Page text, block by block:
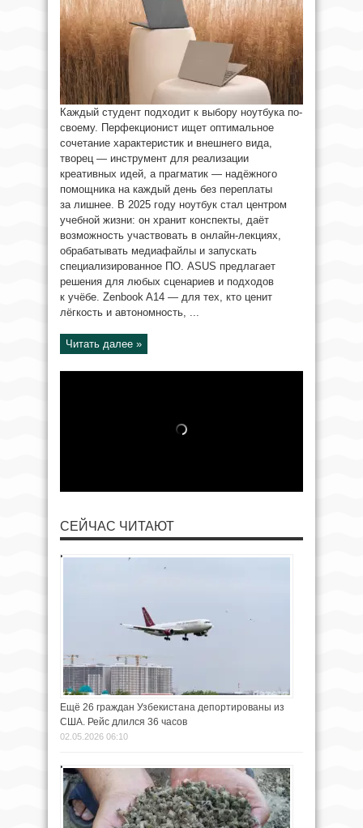
Каждый студент подходит к выбору ноутбука по-
своему. Перфекционист ищет оптимальное
сочетание характеристик и внешнего вида,
творец — инструмент для реализации
креативных идей, а прагматик — надёжного
помощника на каждый день без переплаты
за лишнее. В 2025 году ноутбук стал центром
учебной жизни: он хранит конспекты, даёт
возможность участвовать в онлайн-лекциях,
обрабатывать медиафайлы и запускать
специализированное ПО. ASUS предлагает
решения для любых сценариев и подходов
к учёбе. Zenbook A14 — для тех, кто ценит
лёгкость и автономность, ...
Читать далее »
СЕЙЧАС ЧИТАЮТ
Ещё 26 граждан Узбекистана депортированы из
США. Рейс длился 36 часов
02.05.2026 06:10